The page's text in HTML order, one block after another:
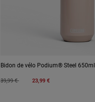
Bidon de vélo Podium® Steel 650ml
Price reduced from
39,99 €to 23,99 €